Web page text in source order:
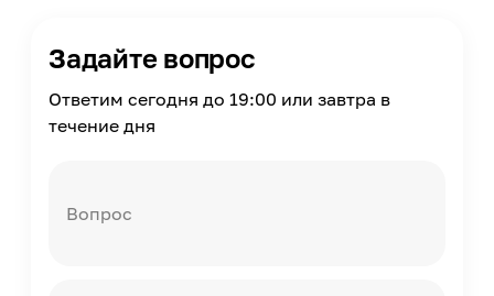
Задайте вопрос
Ответим сегодня до 19:00 или завтра в
течение дня
Вопрос